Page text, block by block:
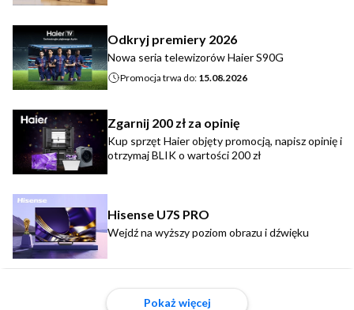
Odkryj premiery 2026
Nowa seria telewizorów Haier S90G
Promocja trwa do: 15.08.2026
Zgarnij 200 zł za opinię
Kup sprzęt Haier objęty promocją, napisz opinię i
otrzymaj BLIK o wartości 200 zł
Hisense U7S PRO
Wejdź na wyższy poziom obrazu i dźwięku
Pokaż więcej